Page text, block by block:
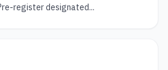
register designated...